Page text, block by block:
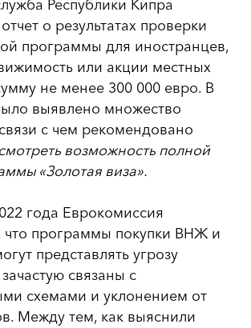
Республики Кипра
отчет о результатах проверки
программы для иностранцев,
или акции местных
не менее 300 000 евро. В
выявлено множество
с чем рекомендовано
возможность полной
«Золотая виза».
года Еврокомиссия
что программы покупки ВНЖ и
представлять угрозу
связаны с
схемами и уклонением от
Между тем, как выяснили